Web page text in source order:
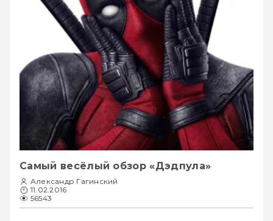
Самый весёлый обзор «Дэдпула»
Александр Гагинский
11.02.2016
56543